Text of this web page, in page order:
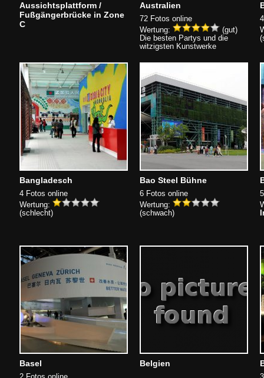
Aussichtsplattform /
Fußgängerbrücke in Zone
C
Australien
72 Fotos online
Wertung:
(gut)
Die besten Partys und die
witzigsten Kunstwerke
Bangladesch
4 Fotos online
Wertung:
(schlecht)
Bao Steel Bühne
6 Fotos online
Wertung:
(schwach)
Basel Belgien